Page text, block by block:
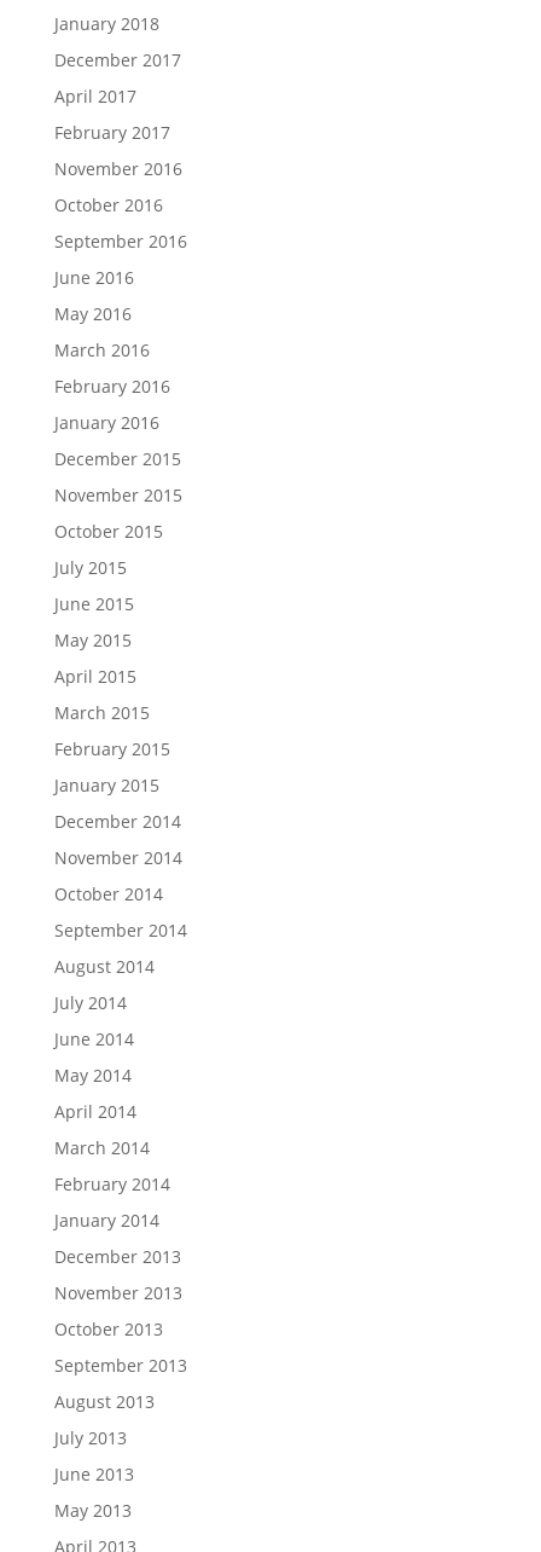
January 2018
December 2017
April 2017
February 2017
November 2016
October 2016
September 2016
June 2016
May 2016
March 2016
February 2016
January 2016
December 2015
November 2015
October 2015
July 2015
June 2015
May 2015
April 2015
March 2015
February 2015
January 2015
December 2014
November 2014
October 2014
September 2014
August 2014
July 2014
June 2014
May 2014
April 2014
March 2014
February 2014
January 2014
December 2013
November 2013
October 2013
September 2013
August 2013
July 2013
June 2013
May 2013
April 2013